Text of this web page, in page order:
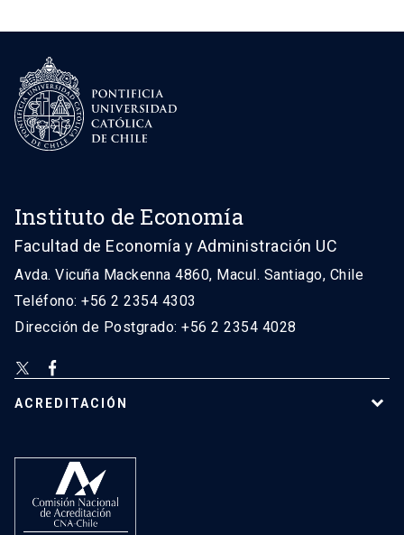
Instituto de Economía
Facultad de Economía y Administración UC
Avda. Vicuña Mackenna 4860, Macul. Santiago, Chile
Teléfono: +56 2 2354 4303
Dirección de Postgrado: +56 2 2354 4028
ACREDITACIÓN